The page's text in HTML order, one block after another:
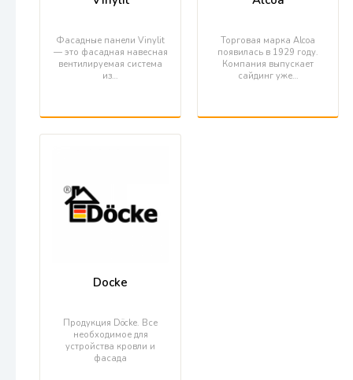
Фасадные панели Vinylit
— это фасадная навесная
вентилируемая система
из…
Торговая марка Alcoa
появилась в 1929 году.
Компания выпускает
сайдинг уже…
Docke
Продукция Döcke. Все
необходимое для
устройства кровли и
фасада